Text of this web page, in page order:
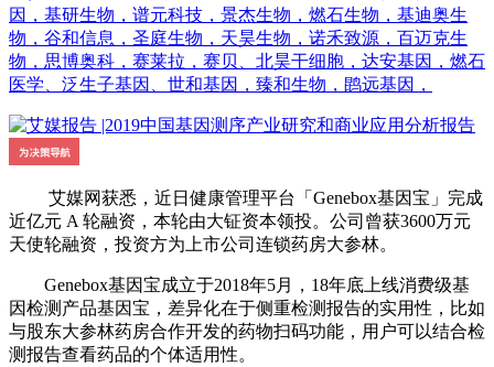
因，基研生物，谱元科技，景杰生物，燃石生物，基迪奥生
物，谷和信息，圣庭生物，天昊生物，诺禾致源，百迈克生
物，思博奥科，赛莱拉，赛贝、北昊干细胞，达安基因，燃石
医学、泛生子基因、世和基因，臻和生物，鹍远基因，
艾媒网获悉，近日健康管理平台「Genebox基因宝」完成
近亿元 A 轮融资，本轮由大钲资本领投。公司曾获3600万元
天使轮融资，投资方为上市公司连锁药房大参林。
Genebox基因宝成立于2018年5月，18年底上线消费级基
因检测产品基因宝，差异化在于侧重检测报告的实用性，比如
与股东大参林药房合作开发的药物扫码功能，用户可以结合检
测报告查看药品的个体适用性。